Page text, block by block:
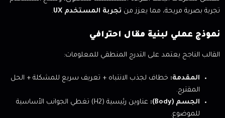
تجربة بصرية مريحة، مما يعزز من تجربة المستخدم UX .
نموذج عملي لبنية مقال احترافي
القالب الناجح يعتمد على التدرج المنطقي للمعلومات:
المقدمة: خطاف لجذب الانتباه + تعريف سريع للمشكلة + الحل
المقترح.
الجسم (Body):
عناوين رئيسية (H2) تغطي الجوانب الأساسية
للموضوع.